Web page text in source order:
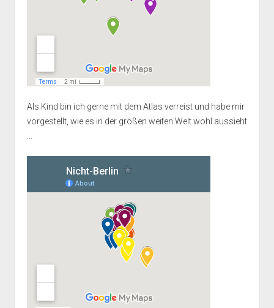
Als Kind bin ich gerne mit dem Atlas verreist und habe mir
vorgestellt, wie es in der großen weiten Welt wohl aussieht